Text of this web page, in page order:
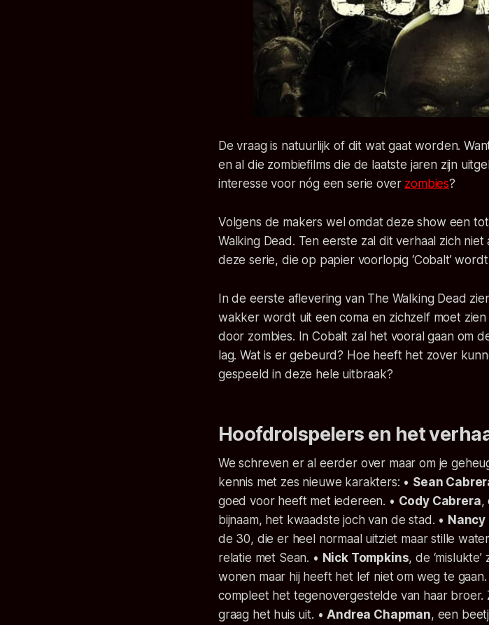
De vraag is natuurlijk of dit wat gaat worden.
en al die zombiefilms die de laatste jaren zijn
interesse voor nóg een serie over zombies?
Volgens de makers wel omdat deze show een
Walking Dead. Ten eerste zal dit verhaal zich
deze serie, die op papier voorlopig ‘Cobalt’
In de eerste aflevering van The Walking Dead
wakker wordt uit een coma en zichzelf moet
door zombies. In Cobalt zal het vooral gaan om
lag. Wat is er gebeurd? Hoe heeft het zover
gespeeld in deze hele uitbraak?
Hoofdrolspelers en het
We schreven er al eerder over maar om je
kennis met zes nieuwe karakters: • Sean
goed voor heeft met iedereen. • Cody Cabrera,
bijnaam, het kwaadste joch van de stad. • Nancy
de 30, die er heel normaal uitziet maar stille
relatie met Sean. • Nick Tompkins, de
wonen maar hij heeft het lef niet om weg te
compleet het tegenovergestelde van haar
graag het huis uit. •Andrea Chapman, een